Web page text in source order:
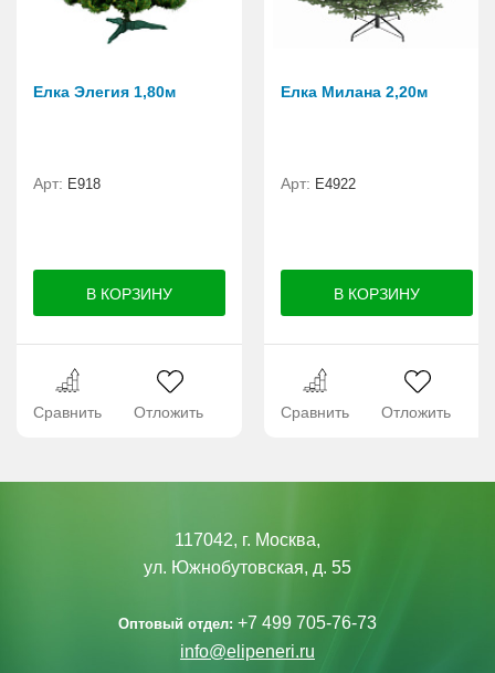
Елка Элегия 1,80м
Арт: E918
Сравнить Отложить
Елка Милана 2,20м
Арт: Е4922
Сравнить Отложить
117042, г. Москва,
ул. Южнобутовская, д. 55
Оптовый отдел: +7 499 705-76-73
info@elipeneri.ru